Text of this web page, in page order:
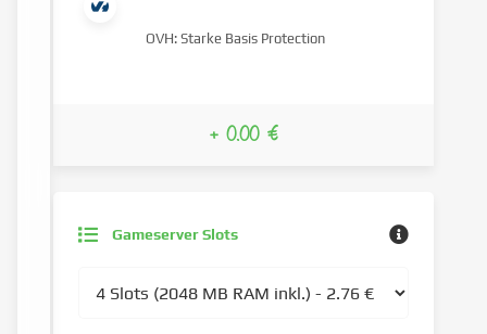
Gameserver Slots
OVH: Starke Basis Protection
+ 0.00 €